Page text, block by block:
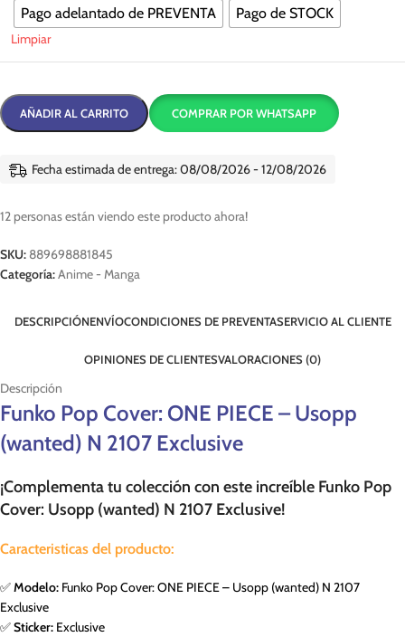
Pago adelantado de PREVENTA
Pago de STOCK
Limpiar
AÑADIR AL CARRITO COMPRAR POR WHATSAPP
Fecha estimada de entrega: 08/08/2026 - 12/08/2026
12 personas están viendo este producto ahora!
SKU: 889698881845
Categoría:Anime - Manga
DESCRIPCIÓNENVÍOCONDICIONES DE PREVENTASERVICIO AL CLIENTE
OPINIONES DE CLIENTESVALORACIONES (0)
Descripción
Funko Pop Cover: ONE PIECE – Usopp
(wanted) N 2107 Exclusive
¡Complementa tu colección con este increíble Funko Pop
Cover: Usopp (wanted) N 2107 Exclusive!
Caracteristicas del producto:
✅Modelo: Funko Pop Cover: ONE PIECE – Usopp (wanted) N 2107
Exclusive
✅Sticker: Exclusive